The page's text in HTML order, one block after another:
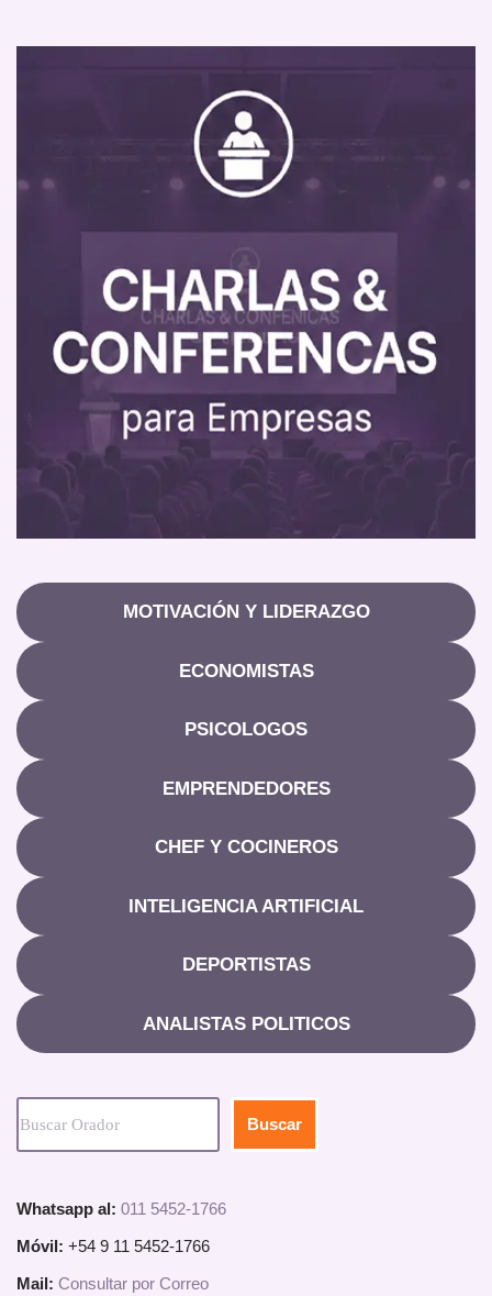
MOTIVACIÓN Y LIDERAZGO
ECONOMISTAS
PSICOLOGOS
EMPRENDEDORES
CHEF Y COCINEROS
INTELIGENCIA ARTIFICIAL
DEPORTISTAS
ANALISTAS POLITICOS
Buscar
Whatsapp al: 011 5452-1766
Móvil: +54 9 11 5452-1766
Mail: Consultar por Correo